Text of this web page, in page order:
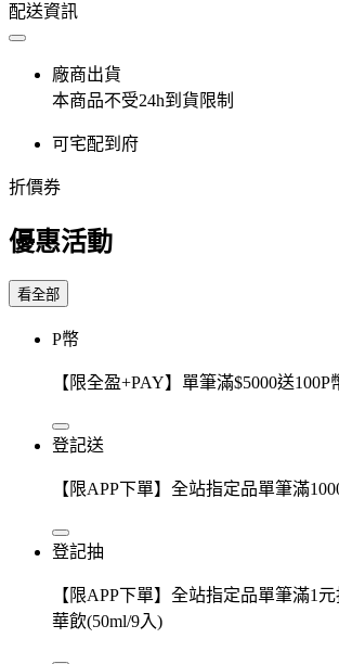
配送資訊
廠商出貨
本商品不受24h到貨限制
可宅配到府
折價券
優惠活動
看全部
P幣
【限全盈+PAY】單筆滿$5000送100P
登記送
【限APP下單】全站指定品單筆滿
登記抽
【限APP下單】全站指定品單筆滿1
華飲(50ml/9入)